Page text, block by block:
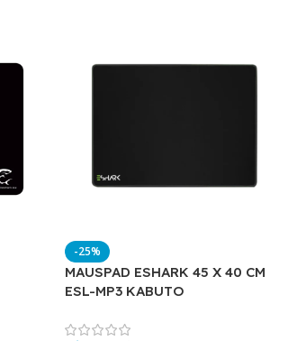
-25%
MAUSPAD ESHARK 45 X 40 CM
ESL-MP3 KABUTO